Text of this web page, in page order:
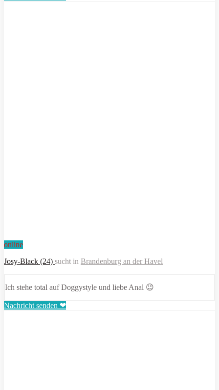
online
Josy-Black (24) sucht in Brandenburg an der Havel
Ich stehe total auf Doggystyle und liebe Anal 😉
Nachricht senden ❤